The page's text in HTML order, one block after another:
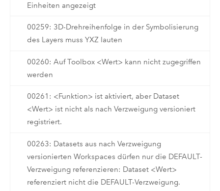
Einheiten angezeigt
00259: 3D-Drehreihenfolge in der Symbolisierung
des Layers muss YXZ lauten
00260: Auf Toolbox <Wert> kann nicht zugegriffen
werden
00261: <Funktion> ist aktiviert, aber Dataset
<Wert> ist nicht als nach Verzweigung versioniert
registriert.
00263: Datasets aus nach Verzweigung
versionierten Workspaces dürfen nur die DEFAULT-
Verzweigung referenzieren: Dataset <Wert>
referenziert nicht die DEFAULT-Verzweigung.